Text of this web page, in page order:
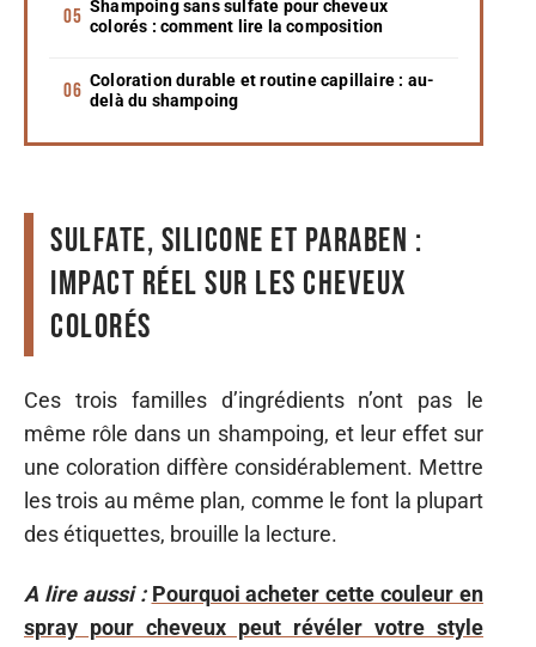
Shampoing sans sulfate pour cheveux
colorés : comment lire la composition
Coloration durable et routine capillaire : au-
delà du shampoing
Sulfate, silicone et paraben :
impact réel sur les cheveux
colorés
Ces trois familles d’ingrédients n’ont pas le
même rôle dans un shampoing, et leur effet sur
une coloration diffère considérablement. Mettre
les trois au même plan, comme le font la plupart
des étiquettes, brouille la lecture.
A lire aussi : Pourquoi acheter cette couleur en
spray pour cheveux peut révéler votre style